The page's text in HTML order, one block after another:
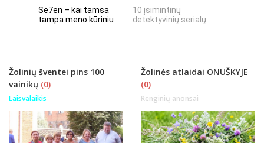
Se7en – kai tamsa
tampa meno kūriniu
10 įsimintinų
detektyvinių serialų
Žolinių šventei pins 100
vainikų (0)
Laisvalaikis
Žolinės atlaidai ONUŠKYJE
(0)
Renginių anonsai